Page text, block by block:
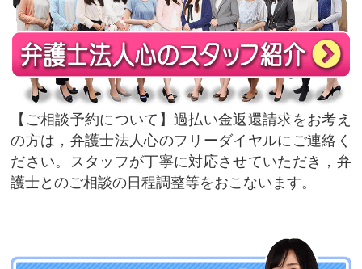
ご相談予約について
過払い金返還請求をお考え
の方は，弁護士法人心のフリーダイヤルにご連絡く
ださい。スタッフが丁寧に対応させていただき，弁
護士とのご相談の日程調整等をおこないます。